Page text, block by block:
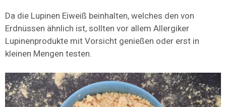
Da die Lupinen Eiweiß beinhalten, welches den von
Erdnüssen ähnlich ist, sollten vor allem Allergiker
Lupinenprodukte mit Vorsicht genießen oder erst in
kleinen Mengen testen.